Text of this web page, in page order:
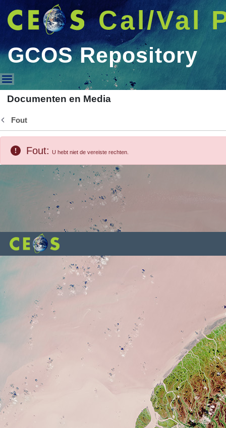
Cal/Val
GCOS Repository
GCOS Repository
Documenten en Media
Fout
Fout: U hebt niet de vereiste rechten.